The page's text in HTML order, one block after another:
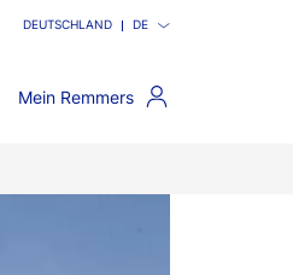
DEUTSCHLAND DE
Mein Remmers